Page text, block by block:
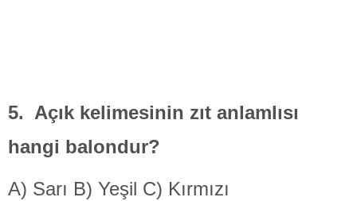
5. Açık kelimesinin zıt anlamlısı
hangi balondur?
A) Sarı B) Yeşil C) Kırmızı